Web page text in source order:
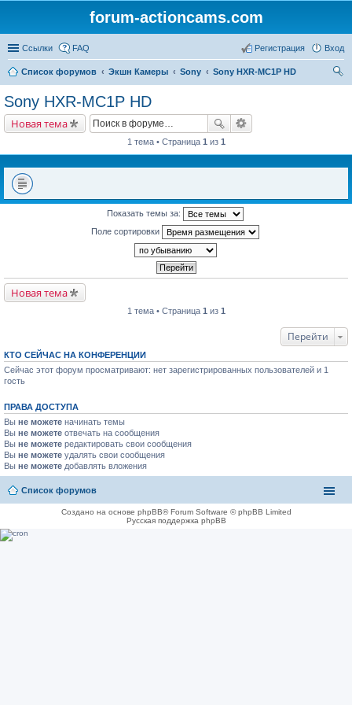
forum-actioncams.com
Ссылки FAQ Вход
Регистрация
Список форумов Экшн Камеры Sony
Sony HXR-MC1P HD
Sony HXR-MC1P HD
Новая тема
1 тема • Страница 1 из 1
Показать темы за:
Поле сортировки
Новая тема
1 тема • Страница 1 из 1
Перейти
КТО СЕЙЧАС НА КОНФЕРЕНЦИИ
Сейчас этот форум просматривают: нет зарегистрированных пользователей и 1
гость
ПРАВА ДОСТУПА
Вы не можете начинать темы
Вы не можете отвечать на сообщения
Вы не можете редактировать свои сообщения
Вы не можете удалять свои сообщения
Вы не можете добавлять вложения
Список форумов
Создано на основе phpBB® Forum Software © phpBB Limited
Русская поддержка phpBB